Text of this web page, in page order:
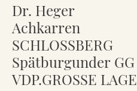
Dr. Heger
Achkarren
SCHLOSSBERG
Spätburgunder GG
VDP.GROSSE LAGE